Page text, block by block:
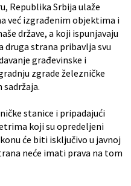
Republika Srbija ulaže
već izgrađenim objektima i
države, a koji ispunjavaju
druga strana pribavlja svu
građevinske i
zgrade železničke
stanice i pripadajući
koji su opredeljeni
će biti isključivo u javnoj
neće imati prava na tom